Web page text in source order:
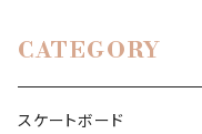
CATEGORY
スケートボード